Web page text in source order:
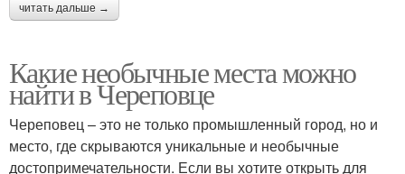
читать дальше →
Какие необычные места можно
найти в Череповце
Череповец – это не только промышленный город, но и
место, где скрываются уникальные и необычные
достопримечательности. Если вы хотите открыть для